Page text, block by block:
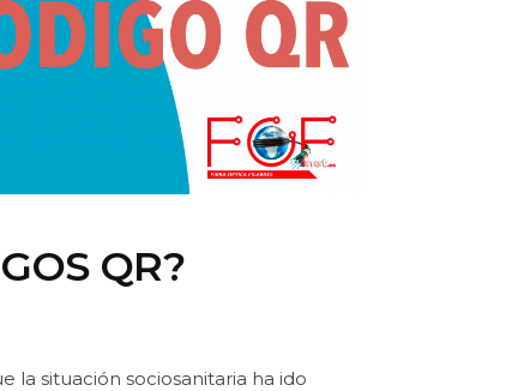
QR?
la situación sociosanitaria ha ido